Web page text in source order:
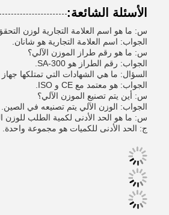
الأسئلة الشائعة:
س: ما هو اسم العلامة التجارية لوزن
الجواب: اسم العلامة التجارية هو شانان.
س: ما هو رقم طراز الموزن الآلي؟
الجواب: رقم الطراز هو SA-300.
السؤال: ما هي الشهادات التي تمتلكها
الجواب: هو معتمد مع CE و ISO.
س: أين يتم تصنيع الموزن الآلي؟
الجواب: الوزن الآلي يتم تصنيعه في الصين.
س: ما هو الحد الأدنى لكمية الطلب للوزن
ج: الحد الأدنى للكميات هو مجموعة واحدة.